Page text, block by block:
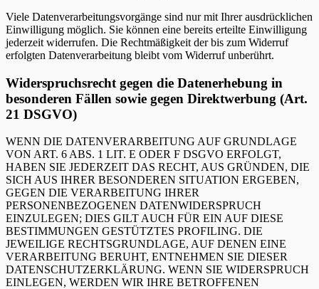
Viele Datenverarbeitungsvorgänge sind nur mit Ihrer ausdrücklichen
Einwilligung möglich. Sie können eine bereits erteilte Einwilligung
jederzeit widerrufen. Die Rechtmäßigkeit der bis zum Widerruf
erfolgten Datenverarbeitung bleibt vom Widerruf unberührt.
Widerspruchsrecht gegen die Datenerhebung in
besonderen Fällen sowie gegen Direktwerbung (Art.
21 DSGVO)
WENN DIE DATENVERARBEITUNG AUF GRUNDLAGE
VON ART. 6 ABS. 1 LIT. E ODER F DSGVO ERFOLGT,
HABEN SIE JEDERZEIT DAS RECHT, AUS GRÜNDEN, DIE
SICH AUS IHRER BESONDEREN SITUATION ERGEBEN,
GEGEN DIE VERARBEITUNG IHRER
PERSONENBEZOGENEN DATENWIDERSPRUCH
EINZULEGEN; DIES GILT AUCH FÜR EIN AUF DIESE
BESTIMMUNGEN GESTÜTZTES PROFILING. DIE
JEWEILIGE RECHTSGRUNDLAGE, AUF DENEN EINE
VERARBEITUNG BERUHT, ENTNEHMEN SIE DIESER
DATENSCHUTZERKLÄRUNG. WENN SIE WIDERSPRUCH
EINLEGEN, WERDEN WIR IHRE BETROFFENEN